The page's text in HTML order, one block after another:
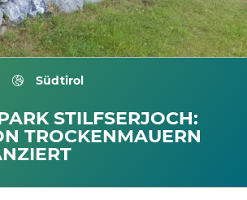
Südtirol
STILFSERJOCH:
TROCKENMAUERN